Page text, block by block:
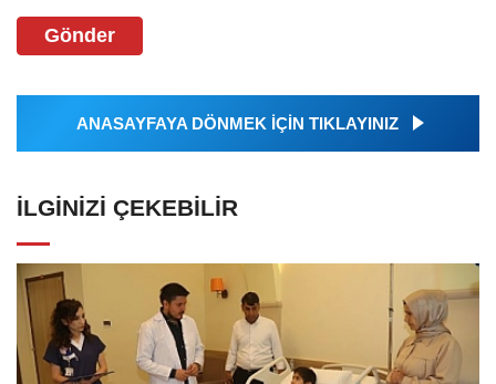
Gönder
ANASAYFAYA DÖNMEK İÇİN TIKLAYINIZ
İLGINIZI ÇEKEBILIR